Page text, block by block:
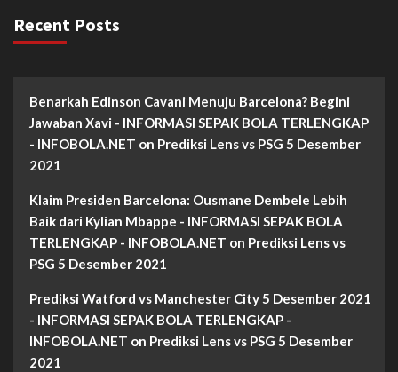
Recent Posts
Benarkah Edinson Cavani Menuju Barcelona? Begini
Jawaban Xavi - INFORMASI SEPAK BOLA TERLENGKAP
- INFOBOLA.NET on Prediksi Lens vs PSG 5 Desember
2021
Klaim Presiden Barcelona: Ousmane Dembele Lebih
Baik dari Kylian Mbappe - INFORMASI SEPAK BOLA
TERLENGKAP - INFOBOLA.NET on Prediksi Lens vs
PSG 5 Desember 2021
Prediksi Watford vs Manchester City 5 Desember 2021
- INFORMASI SEPAK BOLA TERLENGKAP -
INFOBOLA.NET on Prediksi Lens vs PSG 5 Desember
2021